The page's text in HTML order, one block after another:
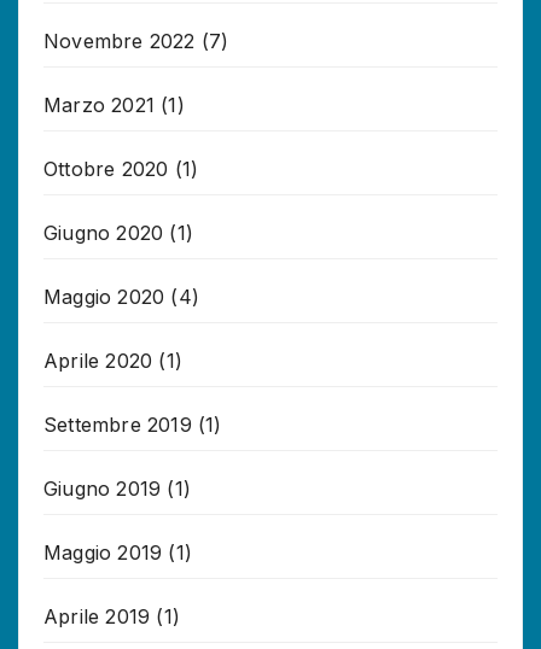
Novembre 2022 (7)
Marzo 2021 (1)
Ottobre 2020 (1)
Giugno 2020 (1)
Maggio 2020 (4)
Aprile 2020 (1)
Settembre 2019 (1)
Giugno 2019 (1)
Maggio 2019 (1)
Aprile 2019 (1)